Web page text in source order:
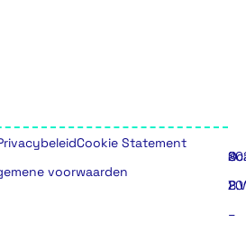
©
–
Cookie Statement
voorwaarden